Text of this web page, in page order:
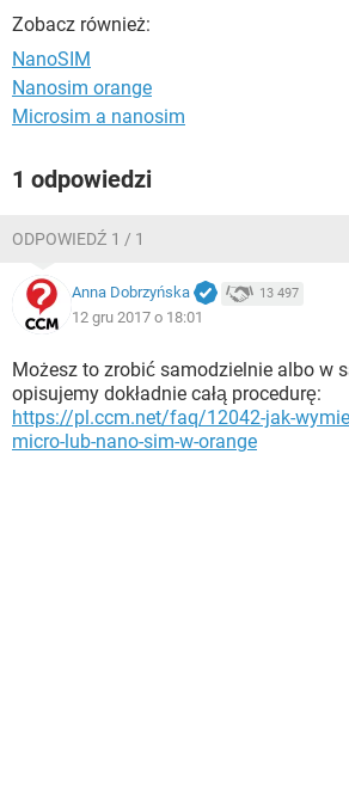
Zobacz również:
NanoSIM
Nanosim orange
Microsim a nanosim
1 odpowiedzi
ODPOWIEDŹ 1 / 1
Anna Dobrzyńska 13 497
12 gru 2017 o 18:01
Możesz to zrobić samodzielnie albo w
opisujemy dokładnie całą procedurę:
https://pl.ccm.net/faq/12042-jak-
micro-lub-nano-sim-w-orange